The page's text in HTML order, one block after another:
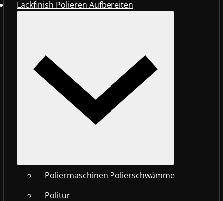
Lackfinish Polieren Aufbereiten
Poliermaschinen Polierschwämme
Politur